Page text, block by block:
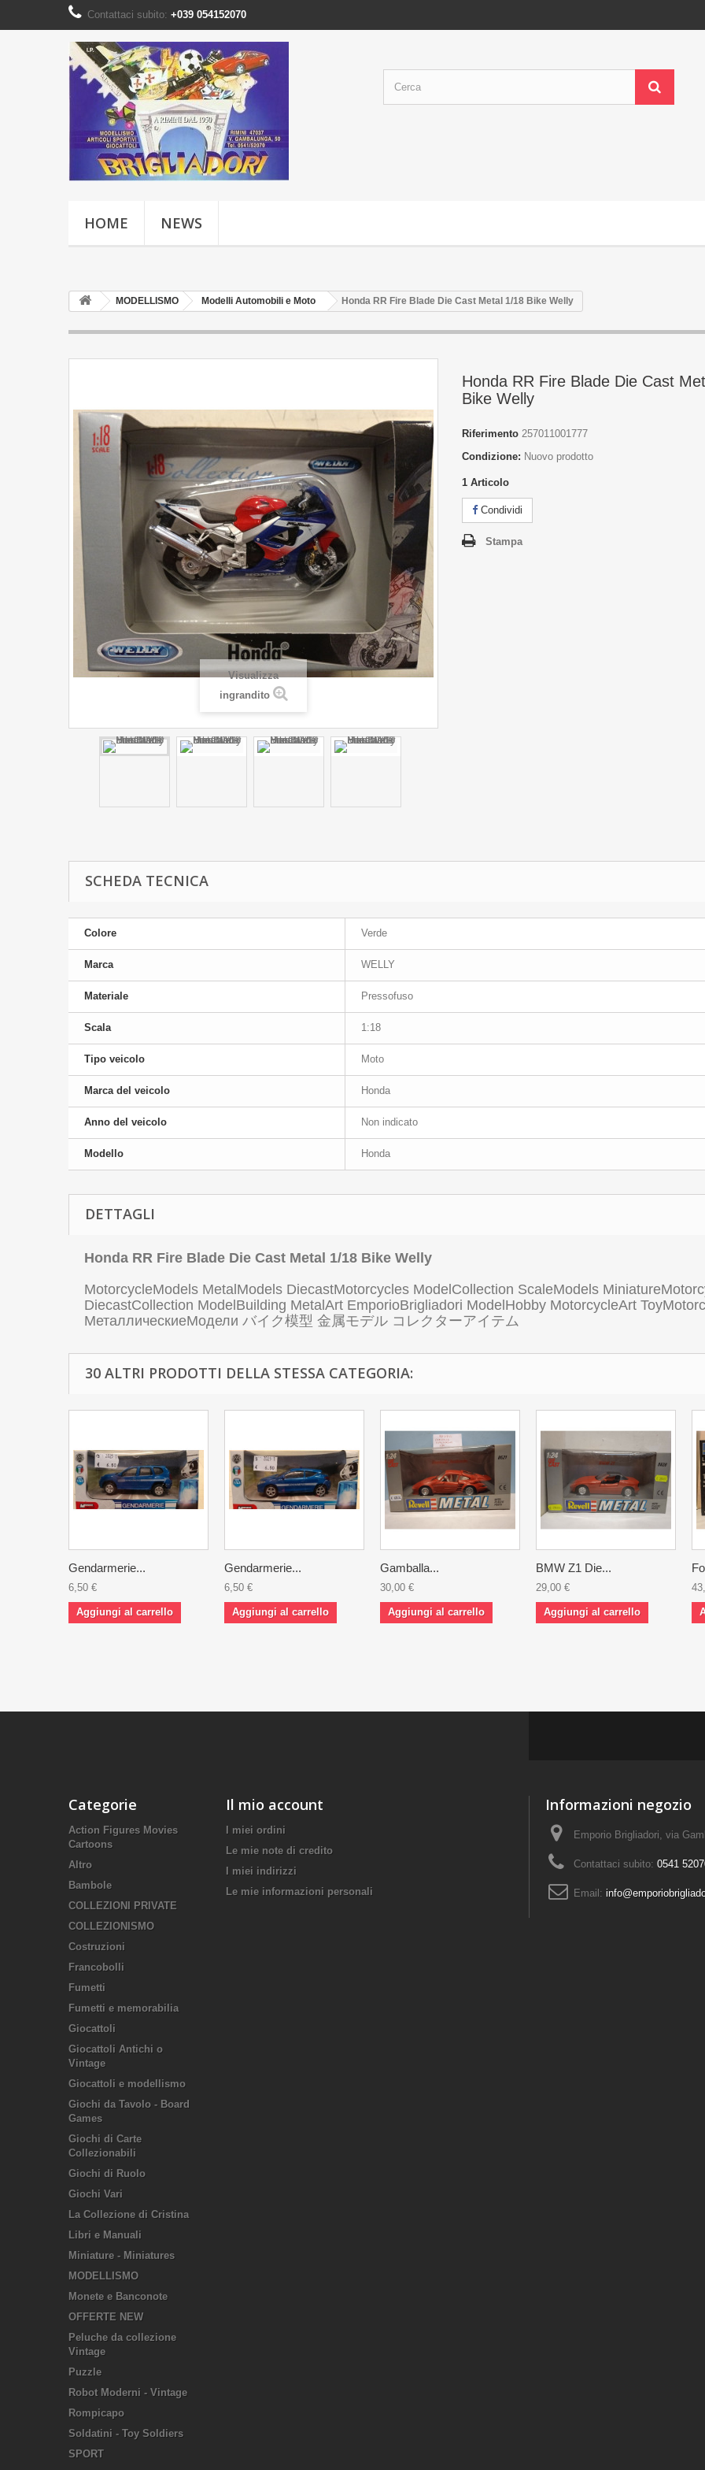
Contattaci subito: +039 054152070
HOME NEWS
MODELLISMO Modelli Automobili e Moto Honda RR Fire Blade Die Cast Metal 1/18 Bike Welly
Visualizza
ingrandito
Honda RR Fire Blade Die Cast
Bike Welly
Riferimento 257011001777
Condizione: Nuovo prodotto
1 Articolo
Condividi
Stampa
SCHEDA TECNICA
Colore Verde
Marca WELLY
Materiale Pressofuso
Scala 1:18
Tipo veicolo Moto
Marca del veicolo Honda
Anno del veicolo Non indicato
Modello Honda
DETTAGLI
Honda RR Fire Blade Die Cast Metal 1/18 Bike Welly
MotorcycleModels MetalModels DiecastMotorcycles ModelCollection ScaleModels
DiecastCollection ModelBuilding MetalArt EmporioBrigliadori ModelHobby MotorcycleArt
МеталлическиеМодели バイク模型 金属モデル コレクターアイテム
30 ALTRI PRODOTTI DELLA STESSA CATEGORIA:
Gendarmerie...
6,50 €
Aggiungi al carrello
Gendarmerie...
6,50 €
Aggiungi al carrello
Gamballa...
30,00 €
Aggiungi al carrello
BMW Z1 Die...
29,00 €
Aggiungi al carrello
Categorie
Action Figures Movies
Cartoons
Altro
Bambole
COLLEZIONI PRIVATE
COLLEZIONISMO
Costruzioni
Francobolli
Fumetti
Fumetti e memorabilia
Giocattoli
Giocattoli Antichi o
Vintage
Giocattoli e modellismo
Giochi da Tavolo - Board
Games
Giochi di Carte
Collezionabili
Giochi di Ruolo
Giochi Vari
La Collezione di Cristina
Libri e Manuali
Miniature - Miniatures
MODELLISMO
Monete e Banconote
OFFERTE NEW
Peluche da collezione
Vintage
Puzzle
Robot Moderni - Vintage
Rompicapo
Soldatini - Toy Soldiers
SPORT
Il mio account
I miei ordini
Le mie note di credito
I miei indirizzi
Le mie informazioni personali
Informazioni negozio
Emporio Brigliadori, via
Contattaci subito: 0541
Email: